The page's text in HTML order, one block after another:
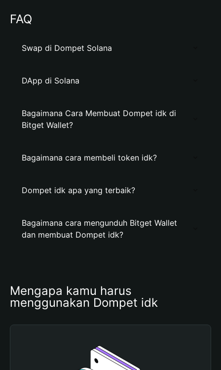
FAQ
Swap di Dompet Solana
DApp di Solana
Bagaimana Cara Membuat Dompet idk di
Bitget Wallet?
Bagaimana cara membeli token idk?
Dompet idk apa yang terbaik?
Bagaimana cara mengunduh Bitget Wallet
dan membuat Dompet idk?
Mengapa kamu harus
menggunakan Dompet idk